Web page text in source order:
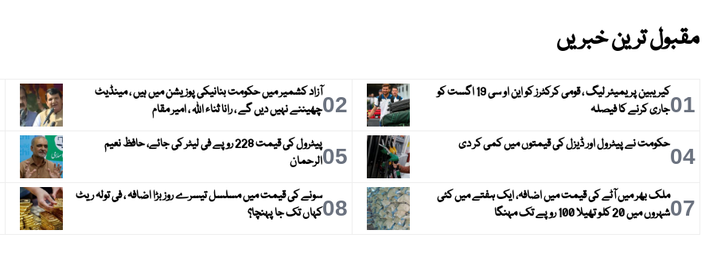
مقبول ترین خبریں
01
کیریبین پریمیئر لیگ ، قومی کرکٹرز کو این او سی 19 اگست کو
جاری کرنے کا فیصلہ
02آزاد کشمیر میں حکومت بنانیکی پوزیشن میں ہیں ، مینڈیٹ
چھیننے نہیں دیں گے ، رانا ثناء اللہ ، امیر مقام
04حکومت نے پیٹرول اور ڈیزل کی قیمتوں میں کمی کر دی 05
پیٹرول کی قیمت 228 روپے فی لیٹر کی جائے، حافظ نعیم
الرحمان
07ملک بھر میں آٹے کی قیمت میں اضافہ، ایک ہفتے میں کئی
شہروں میں 20 کلو تھیلا 100 روپے تک مہنگا
08سونے کی قیمت میں مسلسل تیسرے روز بڑا اضافہ ، فی تولہ ریٹ
کہاں تک جا پہنچا؟